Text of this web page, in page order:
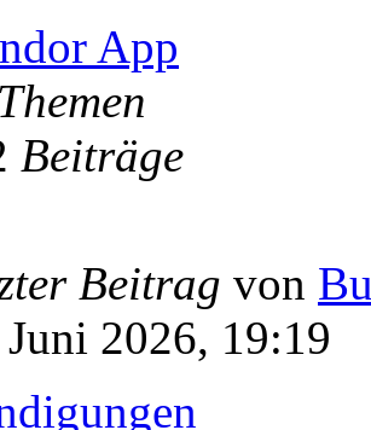
App
Themen
Beiträge
Beitrag von
2026, 19:19